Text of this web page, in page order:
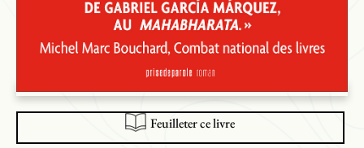
Feuilleter ce livre